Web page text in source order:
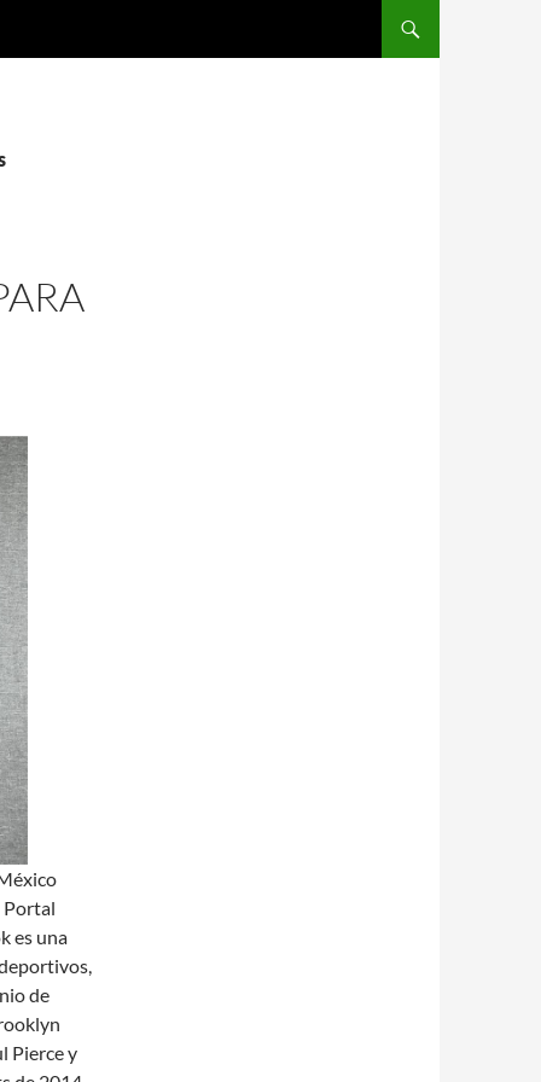
Portal
es una
de
Pierce y